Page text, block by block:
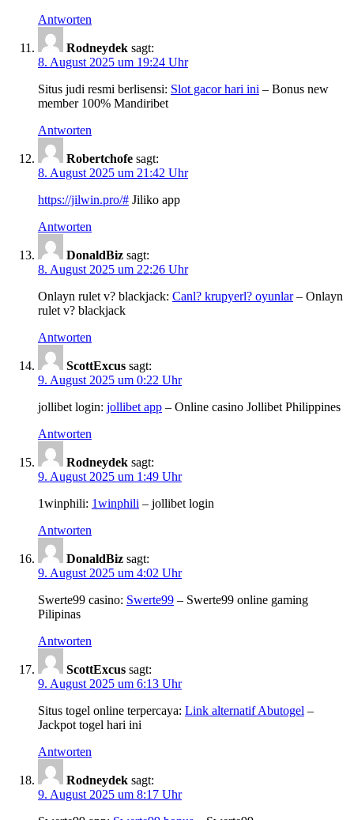
Antworten
Rodneydek sagt:
8. August 2025 um 19:24 Uhr
Situs judi resmi berlisensi: Slot gacor hari ini – Bonus new
member 100% Mandiribet
Antworten
Robertchofe sagt:
8. August 2025 um 21:42 Uhr
https://jilwin.pro/# Jiliko app
Antworten
DonaldBiz sagt:
8. August 2025 um 22:26 Uhr
Onlayn rulet v? blackjack: Canl? krupyerl? oyunlar– Onlayn
rulet v? blackjack
Antworten
ScottExcus sagt:
9. August 2025 um 0:22 Uhr
jollibet login: jollibet app – Online casino Jollibet Philippines
Antworten
Rodneydek sagt:
9. August 2025 um 1:49 Uhr
1winphili: 1winphili – jollibet login
Antworten
DonaldBiz sagt:
9. August 2025 um 4:02 Uhr
Swerte99 casino: Swerte99 – Swerte99 online gaming
Pilipinas
Antworten
ScottExcus sagt:
9. August 2025 um 6:13 Uhr
Situs togel online terpercaya: Link alternatif Abutogel –
Jackpot togel hari ini
Antworten
Rodneydek sagt:
9. August 2025 um 8:17 Uhr